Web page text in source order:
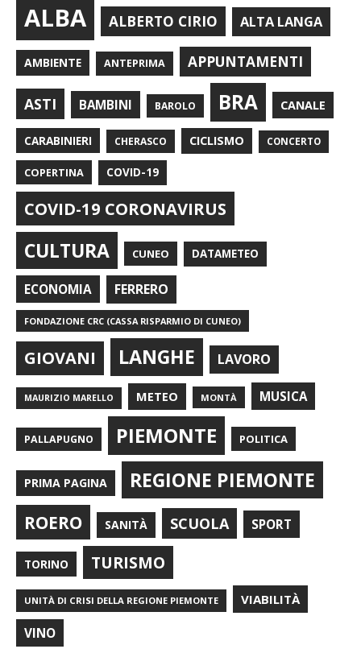
ALBA ALBERTO CIRIO ALTA LANGA
AMBIENTE ANTEPRIMA APPUNTAMENTI
ASTI BAMBINI BAROLO BRA CANALE
CARABINIERI CHERASCO CICLISMO CONCERTO
COPERTINA COVID-19
COVID-19 CORONAVIRUS
CULTURA CUNEO DATAMETEO
ECONOMIA FERRERO
FONDAZIONE CRC (CASSA RISPARMIO DI CUNEO)
GIOVANI LANGHE LAVORO
MAURIZIO MARELLO METEO MONTÀ MUSICA
PALLAPUGNO PIEMONTE POLITICA
PRIMA PAGINA REGIONE PIEMONTE
ROERO SANITÀ SCUOLA SPORT
TORINO TURISMO
UNITÀ DI CRISI DELLA REGIONE PIEMONTE VIABILITÀ
VINO